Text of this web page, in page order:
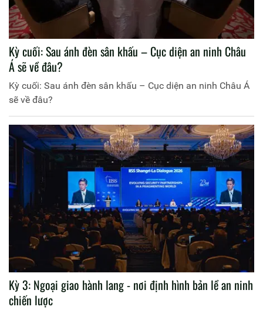
Kỳ cuối: Sau ánh đèn sân khấu – Cục diện an ninh Châu
Á sẽ về đâu?
Kỳ cuối: Sau ánh đèn sân khấu – Cục diện an ninh Châu Á
sẽ về đâu?
Kỳ 3: Ngoại giao hành lang - nơi định hình bản lề an ninh
chiến lược